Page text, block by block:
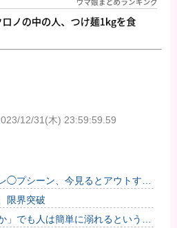
12/31(木) 23:59:59.59
◯プシーン、今見るとアウトすぎ
限界突破
」でも人は簡単に溺れるという恐